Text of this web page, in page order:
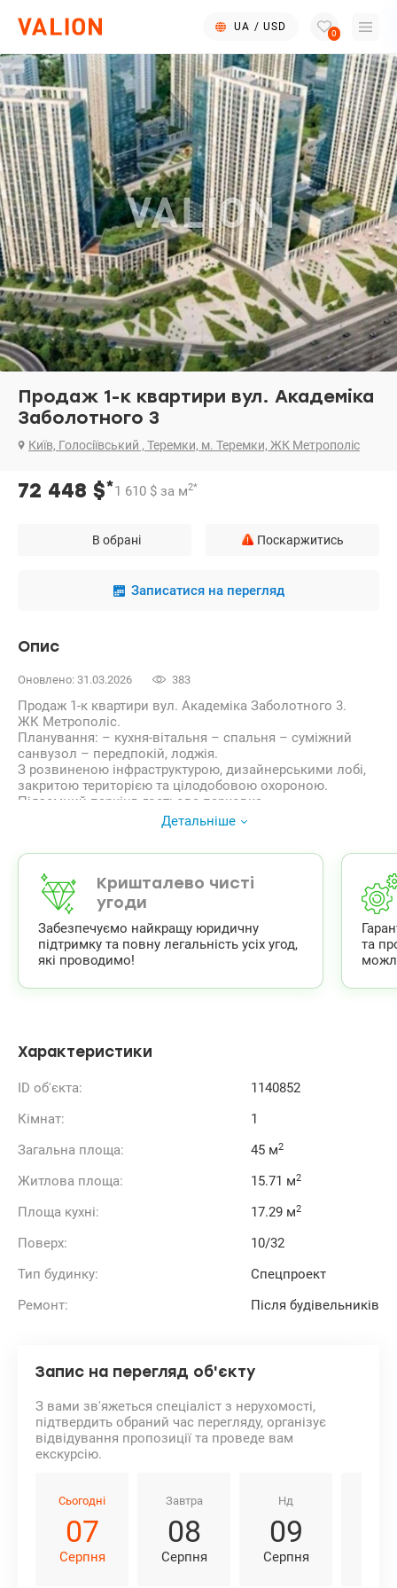
UA / USD
0
Продаж 1-к квартири вул. Академіка
Заболотного 3
Київ, Голосіївський , Теремки, м. Теремки, ЖК Метрополіс
72 448 $*1 610 $ за м2*
В обрані Поскаржитись
Записатися на перегляд
Опис
Оновлено: 31.03.2026 383
Продаж 1-к квартири вул. Академіка Заболотного 3.
ЖК Метрополіс.
Планування: – кухня-вітальня – спальня – суміжний
санвузол – передпокій, лоджія.
З розвиненою інфраструктурою, дизайнерськими лобі,
закритою територією та цілодобовою охороною.
Підземний паркінг, гостьова парковка,
відеоспостереження Власна інфраструктура: магазини,
відпочинку.
044 200 10 80
valion.ua/1140852
Детальніше
Кришталево чисті
угоди
Забезпечуємо найкращу юридичну
підтримку та повну легальність усіх угод,
які проводимо!
та
Характеристики
ID об'єкта:
1140852
Кімнат:
1
Загальна площа:
45 м2
Житлова площа: 15.71 м2
Площа кухні: 17.29 м2
Поверх:
10/32
Тип будинку:
Спецпроект
Ремонт:
Після будівельників
Запис на перегляд об'єкту
З вами зв'яжеться спеціаліст з нерухомості,
підтвердить обраний час перегляду, організує
відвідування пропозиції та проведе вам
екскурсію.
Сьогодні
07
Серпня
Завтра
08
Серпня
Нд
09
Серпня